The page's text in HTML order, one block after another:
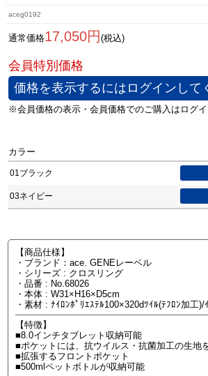
aceg0192
通常価格17,050円 (税込)
価格を表示するにはログインして
カラー
01ブラック
03ネイビー
【商品仕様】
・ブランド：ace. GENEレーベル
・シリーズ : クロスリング
・品番 : No.68026
・本体 : W31×H16×D5cm
・素材 : ﾅｲﾛﾝﾎﾟﾘｴｽﾃﾙ100×320dﾂｲﾙ(ﾃﾌﾛﾝ加工)/
【特徴】
■8.0インチタブレット収納可能
■ポケットには、抗ウイルス・抗菌加工の生地
■拡張するフロントポケット
■500mlペットボトルが収納可能